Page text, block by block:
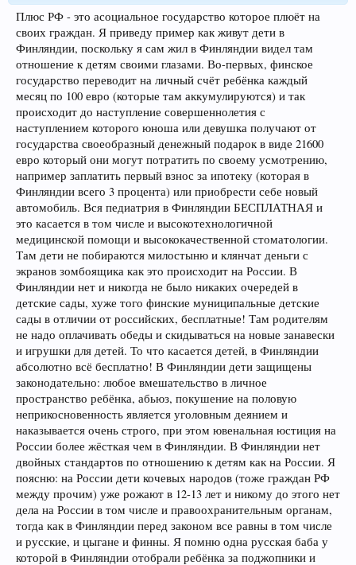
Плюс РФ - это асоциальное государство которое плюёт на
своих граждан. Я приведу пример как живут дети в
Финляндии, поскольку я сам жил в Финляндии видел там
отношение к детям своими глазами. Во-первых, финское
государство переводит на личный счёт ребёнка каждый
месяц по 100 евро (которые там аккумулируются) и так
происходит до наступление совершеннолетия с
наступлением которого юноша или девушка получают от
государства своеобразный денежный подарок в виде 21600
евро который они могут потратить по своему усмотрению,
например заплатить первый взнос за ипотеку (которая в
Финляндии всего 3 процента) или приобрести себе новый
автомобиль. Вся педиатрия в Финляндии БЕСПЛАТНАЯ и
это касается в том числе и высокотехнологичной
медицинской помощи и высококачественной стоматологии.
Там дети не побираются милостыню и клянчат деньги с
экранов зомбоящика как это происходит на России. В
Финляндии нет и никогда не было никаких очередей в
детские сады, хуже того финские муниципальные детские
сады в отличии от российских, бесплатные! Там родителям
не надо оплачивать обеды и скидываться на новые занавески
и игрушки для детей. То что касается детей, в Финляндии
абсолютно всё бесплатно! В Финляндии дети защищены
законодательно: любое вмешательство в личное
пространство ребёнка, абьюз, покушение на половую
неприкосновенность является уголовным деянием и
наказывается очень строго, при этом ювенальная юстиция на
России более жёсткая чем в Финляндии. В Финляндии нет
двойных стандартов по отношению к детям как на России. Я
поясню: на России дети кочевых народов (тоже граждан РФ
между прочим) уже рожают в 12-13 лет и никому до этого нет
дела на России в том числе и правоохранительным органам,
тогда как в Финляндии перед законом все равны в том числе
и русские, и цыгане и финны. Я помню одна русская баба у
которой в Финляндии отобрали ребёнка за поджопники и